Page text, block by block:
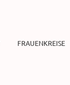
FRAUENKREISE